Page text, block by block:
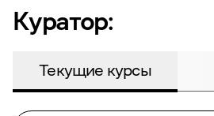
Куратор:
Текущие курсы